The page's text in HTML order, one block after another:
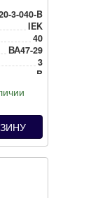
3-040-B
IEK
40
ВА47-29
3
B